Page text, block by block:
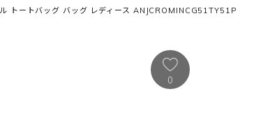
トートバッグ バッグ レディース ANJCROMINCG51TY51P
0